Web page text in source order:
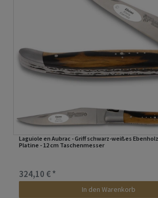
Laguiole en Aubrac - Griff schwarz-weißes
Platine - 12 cm Taschenmesser
324,10 € *
In den Warenkorb